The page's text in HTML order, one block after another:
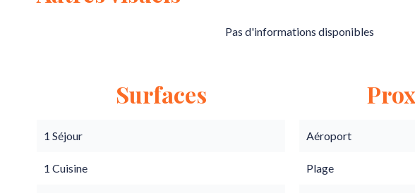
Pas d'informations disponibles
Surfaces
1 Séjour
1 Cuisine
Aéroport
Plage